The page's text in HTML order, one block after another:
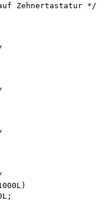
Zehnertastatur */